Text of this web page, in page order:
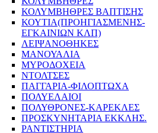
ΚΟΛΥΜΒΗΘΡΕΣ ΒΑΠΤΙΣΗΣ
ΚΟΥΤΙΑ(ΠΡΟΗΓΙΑΣΜΕΝΗΣ-
ΕΓΚΑΙΝΙΩΝ ΚΛΠ)
ΛΕΙΨΑΝΟΘΗΚΕΣ
ΜΑΝΟΥΑΛΙΑ
ΜΥΡΟΔΟΧΕΙΑ
ΝΤΟΛΤΣΕΣ
ΠΑΓΓΑΡΙΑ-ΦΙΛΟΠΤΩΧΑ
ΠΟΛΥΕΛΑΙΟΙ
ΠΟΛΥΘΡΟΝΕΣ-ΚΑΡΕΚΛΕΣ
ΠΡΟΣΚΥΝΗΤΑΡΙΑ ΕΚΚΛΗΣ.
ΡΑΝΤΙΣΤΗΡΙΑ